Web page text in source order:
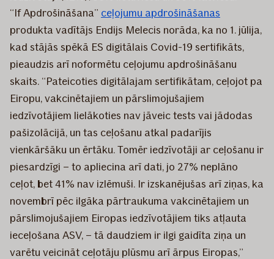
“If Apdrošināšana” ceļojumu apdrošināšanas
produkta vadītājs Endijs Melecis norāda, ka no 1. jūlija,
kad stājās spēkā ES digitālais Covid-19 sertifikāts,
pieaudzis arī noformētu ceļojumu apdrošināšanu
skaits. “Pateicoties digitālajam sertifikātam, ceļojot pa
Eiropu, vakcinētajiem un pārslimojušajiem
iedzīvotājiem lielākoties nav jāveic tests vai jādodas
pašizolācijā, un tas ceļošanu atkal padarījis
vienkāršāku un ērtāku. Tomēr iedzīvotāji ar ceļošanu ir
piesardzīgi – to apliecina arī dati, jo 27% neplāno
ceļot, bet 41% nav izlēmuši. Ir izskanējušas arī ziņas, ka
novembrī pēc ilgāka pārtraukuma vakcinētajiem un
pārslimojušajiem Eiropas iedzīvotājiem tiks atļauta
ieceļošana ASV, – tā daudziem ir ilgi gaidīta ziņa un
varētu veicināt ceļotāju plūsmu arī ārpus Eiropas,”